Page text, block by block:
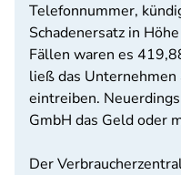
Telefonnummer,
Schadenersatz in
Fällen waren es
ließ das Unternehmen
eintreiben.
GmbH das Geld oder
Der